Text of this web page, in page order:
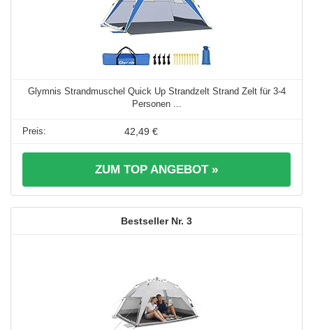
Glymnis Strandmuschel Quick Up Strandzelt Strand Zelt für 3-4
Personen ...
42,49 €
ZUM TOP ANGEBOT »
3